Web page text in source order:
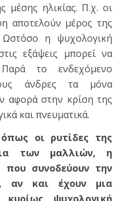
μέσης ηλικίας. Π.χ. οι
αποτελούν μέρος της
Ωστόσο η ψυχολογική
εξάψεις μπορεί να
το ενδεχόμενο
άνδρες τα μόνα
αφορά στην κρίση της
και πνευματικά.
οι ρυτίδες της
των μαλλιών, η
συνοδεύουν την
αν και έχουν μια